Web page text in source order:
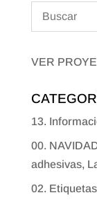
VER
13.
00.
adhesivas,
02.